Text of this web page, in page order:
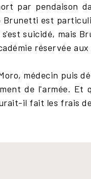
par pendaison
Brunetti est
suicidé, mais
réservée
médecin puis
de l'armée. Et
il fait les frais